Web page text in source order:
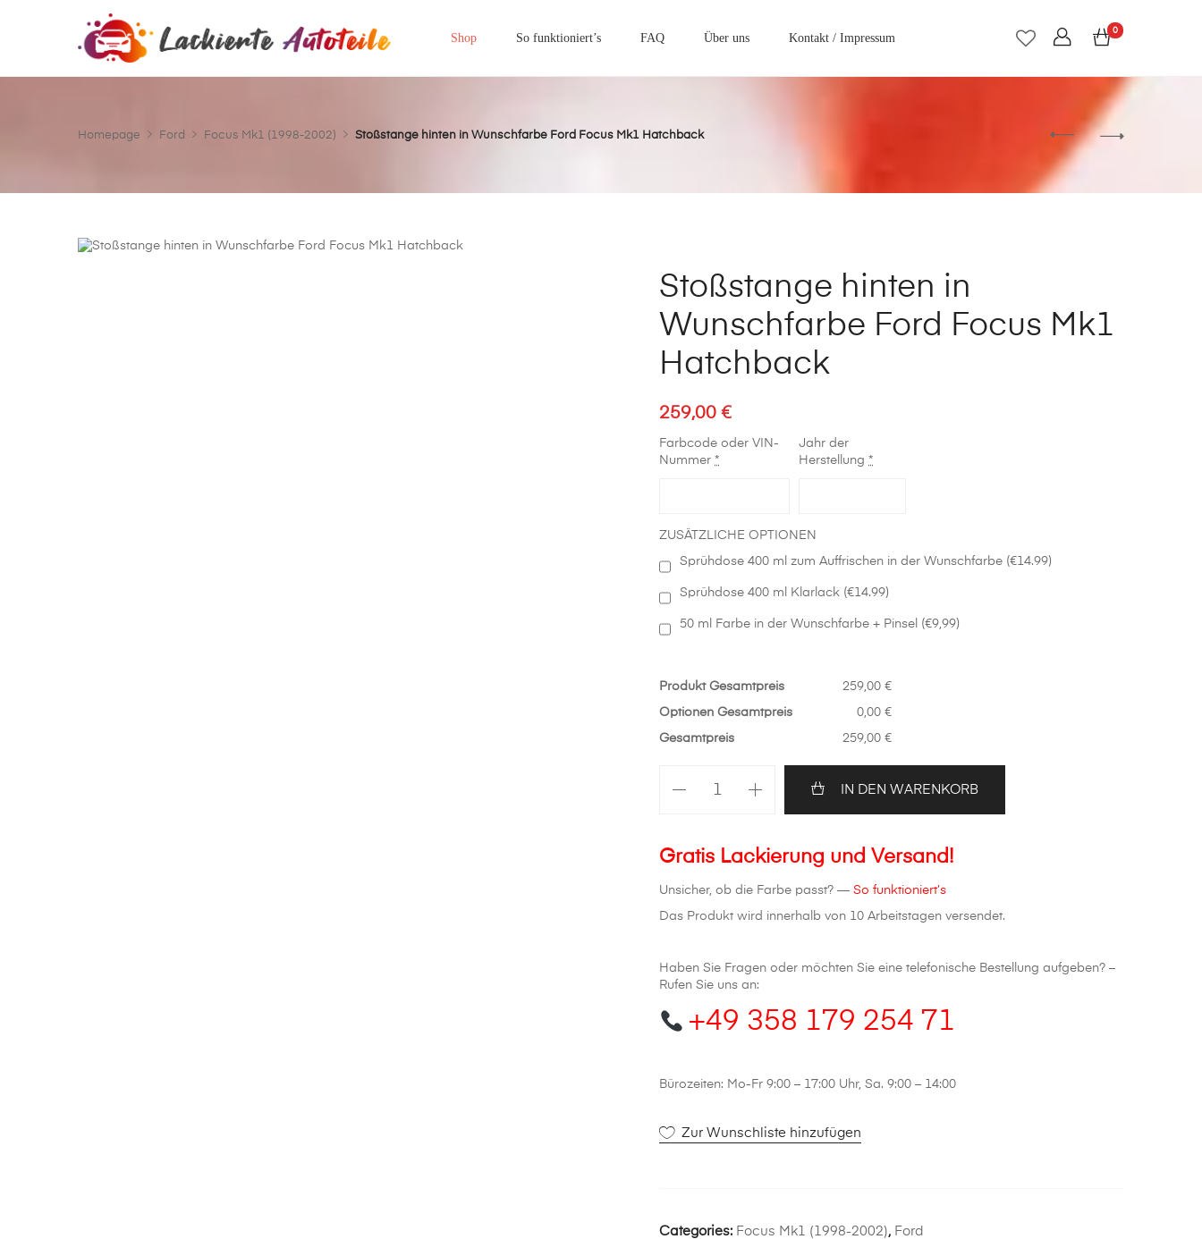
Shop So funktioniert’s FAQ Über uns Kontakt / Impressum
0
Homepage Ford Focus Mk1 (1998-2002) Stoßstange hinten in Wunschfarbe Ford Focus Mk1 Hatchback
Stoßstange hinten in
Wunschfarbe Ford Focus Mk1
Hatchback
259,00 €
Farbcode oder VIN-
Nummer *
Jahr der
Herstellung *
ZUSÄTZLICHE OPTIONEN
Sprühdose 400 ml zum Auffrischen in der Wunschfarbe (€14.99)
Sprühdose 400 ml Klarlack (€14.99)
50 ml Farbe in der Wunschfarbe + Pinsel (€9,99)
Produkt Gesamtpreis 259,00 €
Optionen Gesamtpreis 0,00 €
Gesamtpreis 259,00 €
hinten
Focus
Hatchback
Menge
IN DEN WARENKORB
Gratis Lackierung und Versand!
Unsicher, ob die Farbe passt? — So funktioniert’s
Das Produkt wird innerhalb von 10 Arbeitstagen versendet.
Haben Sie Fragen oder möchten Sie eine telefonische Bestellung aufgeben? –
Rufen Sie uns an:
+49 358 179 254 71
Bürozeiten: Mo-Fr 9:00 – 17:00 Uhr, Sa. 9:00 – 14:00
Zur Wunschliste hinzufügen
Categories: Focus Mk1 (1998-2002), Ford